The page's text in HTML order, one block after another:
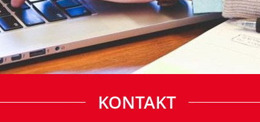
KONTAKT